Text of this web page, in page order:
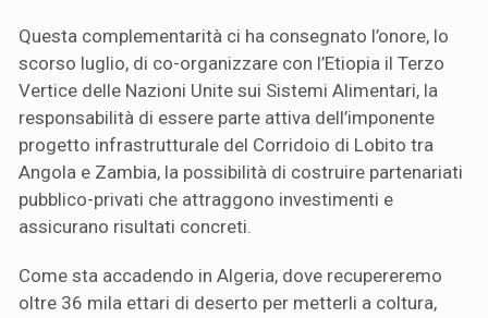
Questa complementarità ci ha consegnato l’onore, lo
scorso luglio, di co-organizzare con l’Etiopia il Terzo
Vertice delle Nazioni Unite sui Sistemi Alimentari, la
responsabilità di essere parte attiva dell’imponente
progetto infrastrutturale del Corridoio di Lobito tra
Angola e Zambia, la possibilità di costruire partenariati
pubblico-privati che attraggono investimenti e
assicurano risultati concreti.
Come sta accadendo in Algeria, dove recupereremo
oltre 36 mila ettari di deserto per metterli a coltura,